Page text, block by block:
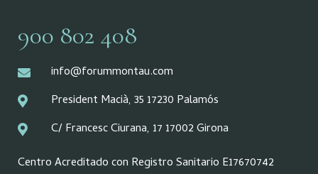
900 802 408
info@forummontau.com
President Macià, 35 17230 Palamós
C/ Francesc Ciurana, 17 17002 Girona
Centro Acreditado con Registro Sanitario E17670742